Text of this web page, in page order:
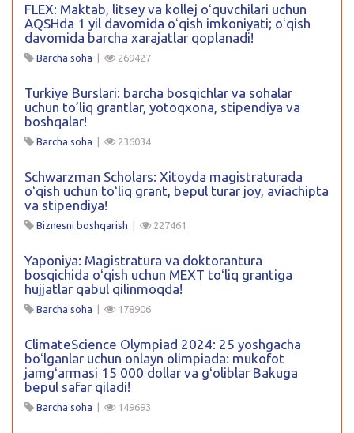
FLEX: Maktab, litsey va kollej oʻquvchilari uchun
AQSHda 1 yil davomida oʻqish imkoniyati; oʻqish
davomida barcha xarajatlar qoplanadi!
Barcha soha | 269427
Turkiye Burslari: barcha bosqichlar va sohalar
uchun to’liq grantlar, yotoqxona, stipendiya va
boshqalar!
Barcha soha | 236034
Schwarzman Scholars: Xitoyda magistraturada
oʻqish uchun toʻliq grant, bepul turar joy, aviachipta
va stipendiya!
Biznesni boshqarish | 227461
Yaponiya: Magistratura va doktorantura
bosqichida oʻqish uchun MEXT toʻliq grantiga
hujjatlar qabul qilinmoqda!
Barcha soha | 178906
ClimateScience Olympiad 2024: 25 yoshgacha
boʻlganlar uchun onlayn olimpiada: mukofot
jamgʻarmasi 15 000 dollar va gʻoliblar Bakuga
bepul safar qiladi!
Barcha soha | 149693